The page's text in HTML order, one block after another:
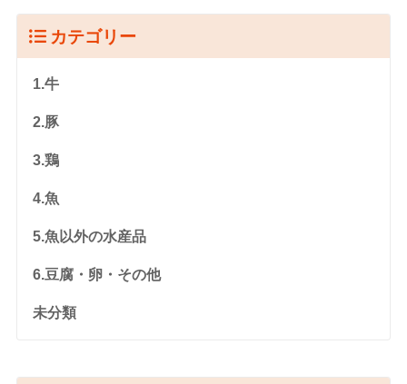
カテゴリー
1.牛
2.豚
3.鶏
4.魚
5.魚以外の水産品
6.豆腐・卵・その他
未分類